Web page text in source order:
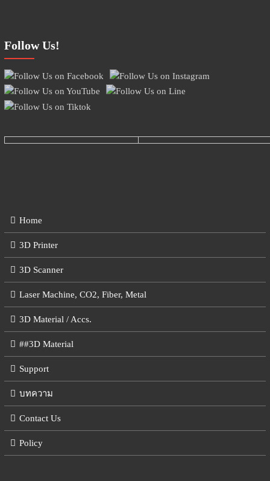
Follow Us!
Home
3D Printer
3D Scanner
Laser Machine, CO2, Fiber, Metal
3D Material / Accs.
##3D Material
Support
บทความ
Contact Us
Policy